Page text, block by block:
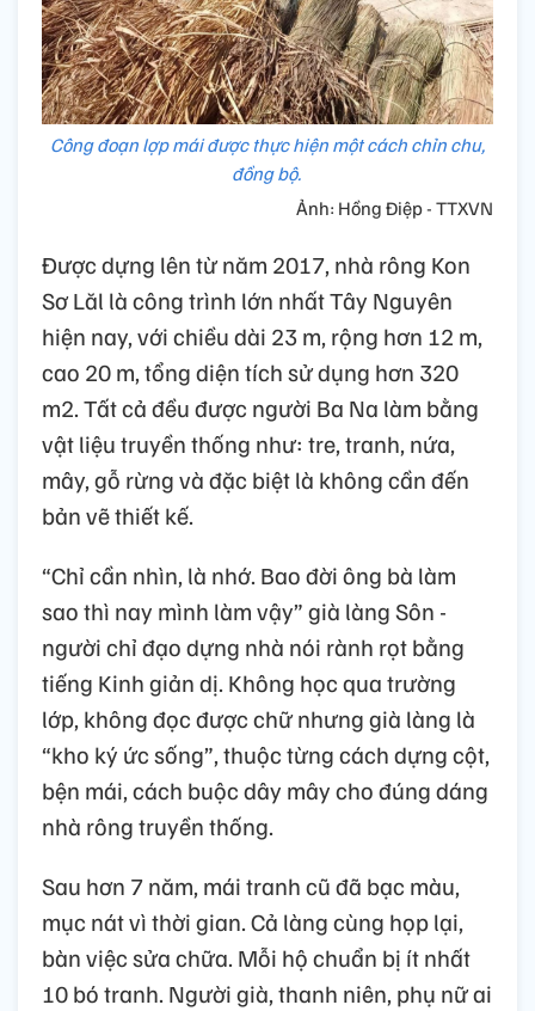
Công đoạn lợp mái được thực hiện một cách chỉn chu,
đồng bộ.
Ảnh: Hồng Điệp - TTXVN
Được dựng lên từ năm 2017, nhà rông Kon
Sơ Lăl là công trình lớn nhất Tây Nguyên
hiện nay, với chiều dài 23 m, rộng hơn 12 m,
cao 20 m, tổng diện tích sử dụng hơn 320
m2. Tất cả đều được người Ba Na làm bằng
vật liệu truyền thống như: tre, tranh, nứa,
mây, gỗ rừng và đặc biệt là không cần đến
bản vẽ thiết kế.
“Chỉ cần nhìn, là nhớ. Bao đời ông bà làm
sao thì nay mình làm vậy” già làng Sôn -
người chỉ đạo dựng nhà nói rành rọt bằng
tiếng Kinh giản dị. Không học qua trường
lớp, không đọc được chữ nhưng già làng là
“kho ký ức sống”, thuộc từng cách dựng cột,
bện mái, cách buộc dây mây cho đúng dáng
nhà rông truyền thống.
Sau hơn 7 năm, mái tranh cũ đã bạc màu,
mục nát vì thời gian. Cả làng cùng họp lại,
bàn việc sửa chữa. Mỗi hộ chuẩn bị ít nhất
10 bó tranh. Người già, thanh niên, phụ nữ ai